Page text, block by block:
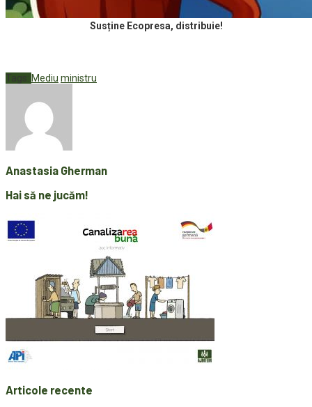
Susține Ecopresa, distribuie!
Tags: Mediu ministru
Anastasia Gherman
Hai să ne jucăm!
Articole recente